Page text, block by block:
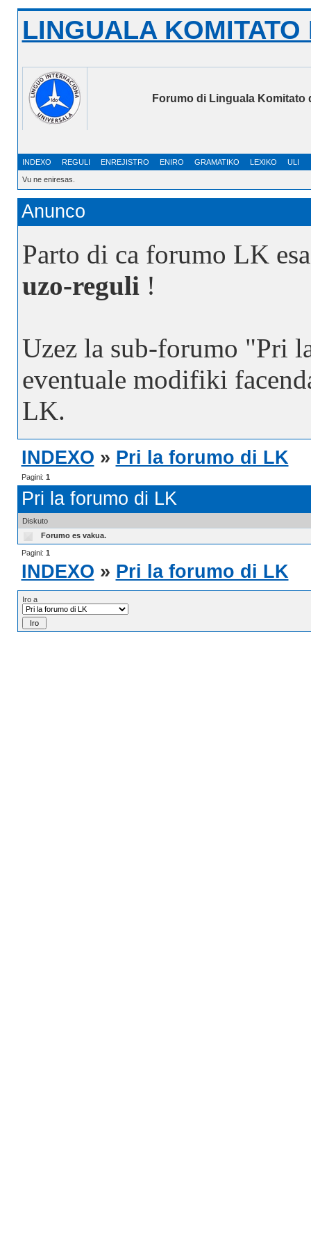
LINGUALA KOMITATO
Forumo di Linguala Komitato
INDEXO REGULI ENREJISTRO ENIRO GRAMATIKO LEXIKO ULI
Vu ne eniresas.
Anunco
Parto di ca forumo LK
uzo-reguli !
Uzez la sub-forumo "Pri
eventuale modifiki
LK.
INDEXO » Pri la forumo di LK
Pagini: 1
Pri la forumo di LK
Diskuto
Forumo es vakua.
Pagini: 1
INDEXO » Pri la forumo di LK
Iro a